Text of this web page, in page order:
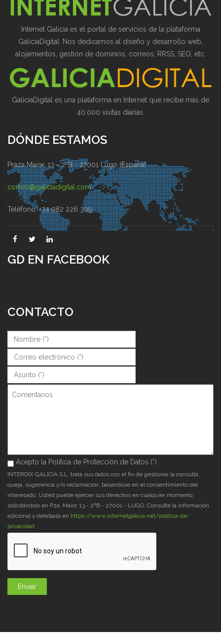
Internet Galicia es el portal de servicios de la plataforma
GaliciaDigital. Nos dedicamos al diseño y desarrollo web,
alojamientos, gestión de dominios, correos, RRSS, SEO, etc.
GaliciaDigital es una plataforma en Internet que recibe más de
40.000 visitas diarias.
DÓNDE ESTAMOS
Praza Maior, 13 - 2ºB - 27001 Lugo (España)
correo@galiciadigital.com
Teléfono: +34 982 226 309
GD EN FACEBOOK
CONTACTO
Nombre (*)*
Correo (*)*
Asunto (*)*
Comentarios
Acepto la Política de Protección de Datos (*)
Acepto la Política de Protección de Datos (*)
INTERDIX GALICIA S.L. trata sus datos con el fin de gestionar la consulta,
queja, sugerencia y/o reclamación, basándose en el consentimiento del
interesado. Usted puede ejercer sus derechos en cualquier momento,
solicitándolo en Pza. Maior, 13 - 2ºB - 27001 - LUGO. Consulte la información
adicional y detallada en https://www.internetgalicia.net/política-de-
privacidad